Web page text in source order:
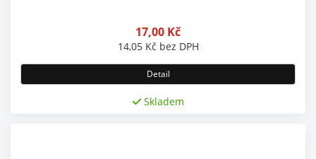
17,00 Kč
14,05 Kč bez DPH
Detail
Skladem